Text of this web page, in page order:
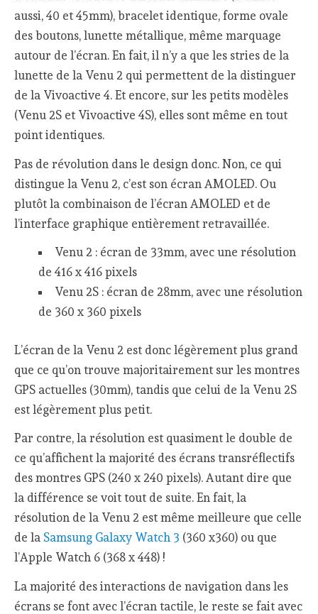
aussi, 40 et 45mm), bracelet identique, forme ovale
des boutons, lunette métallique, même marquage
autour de l’écran. En fait, il n’y a que les stries de la
lunette de la Venu 2 qui permettent de la distinguer
de la Vivoactive 4. Et encore, sur les petits modèles
(Venu 2S et Vivoactive 4S), elles sont même en tout
point identiques.
Pas de révolution dans le design donc. Non, ce qui
distingue la Venu 2, c’est son écran AMOLED. Ou
plutôt la combinaison de l’écran AMOLED et de
l’interface graphique entièrement retravaillée.
Venu 2 : écran de 33mm, avec une résolution
de 416 x 416 pixels
Venu 2S : écran de 28mm, avec une résolution
de 360 x 360 pixels
L’écran de la Venu 2 est donc légèrement plus grand
que ce qu’on trouve majoritairement sur les montres
GPS actuelles (30mm), tandis que celui de la Venu 2S
est légèrement plus petit.
Par contre, la résolution est quasiment le double de
ce qu’affichent la majorité des écrans transréflectifs
des montres GPS (240 x 240 pixels). Autant dire que
la différence se voit tout de suite. En fait, la
résolution de la Venu 2 est même meilleure que celle
de la Samsung Galaxy Watch 3 (360 x360) ou que
l’Apple Watch 6 (368 x 448) !
La majorité des interactions de navigation dans les
écrans se font avec l’écran tactile, le reste se fait avec